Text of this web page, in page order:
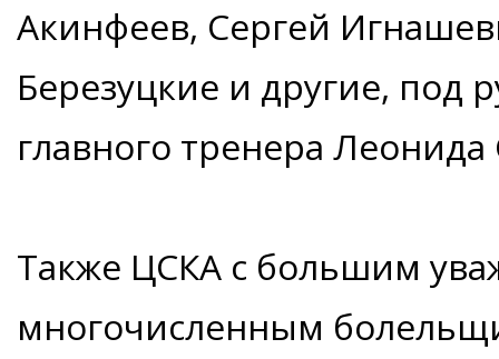
Акинфеев, Сергей
Березуцкие и другие, под
главного тренера Леонида
Также ЦСКА с большим
многочисленным